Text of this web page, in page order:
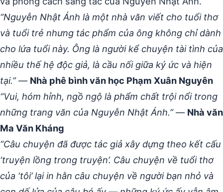
“Nguyễn Nhật Ánh là một nhà văn viết cho tuổi thơ
và tuổi trẻ nhưng tác phẩm của ông không chỉ dành
cho lứa tuổi này. Ông là người kể chuyện tài tình của
nhiều thế hệ độc giả, là cầu nối giữa ký ức và hiện
tại.”— Nhà phê bình văn học Phạm Xuân Nguyên
“Vui, hóm hỉnh, ngồ ngộ là phẩm chất trội nổi trong
những trang văn của Nguyễn Nhật Ánh.”— Nhà văn
Ma Văn Kháng
“Câu chuyện đã được tác giả xây dựng theo kết cấu
‘truyện lồng trong truyện’. Câu chuyện về tuổi thơ
của ‘tôi’ lại in hằn câu chuyện về người bạn nhỏ và